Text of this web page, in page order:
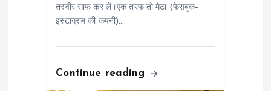
तस्वीर साफ कर लें।एक तरफ तो मेटा (फेसबुक–
इंस्टाग्राम की कंपनी)…
Continue reading